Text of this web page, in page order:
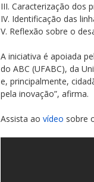
III. Caracterização dos
IV. Identificação das
V. Reflexão sobre o
A iniciativa é apoiada
do ABC (UFABC), da
e, principalmente,
pela inovação”, afirma.
Assista ao vídeo sobre